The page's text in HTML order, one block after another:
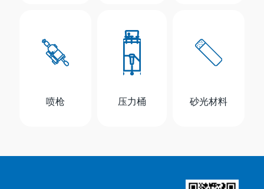
喷枪 压力桶 砂光材料